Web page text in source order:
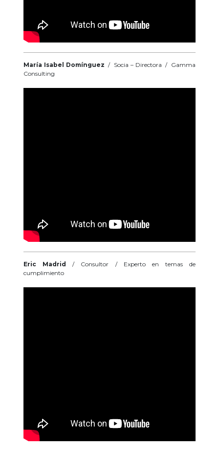
María Isabel Domínguez / Socia – Directora / Gamma
Consulting
Eric Madrid
/ Consultor / Experto en temas de
cumplimiento